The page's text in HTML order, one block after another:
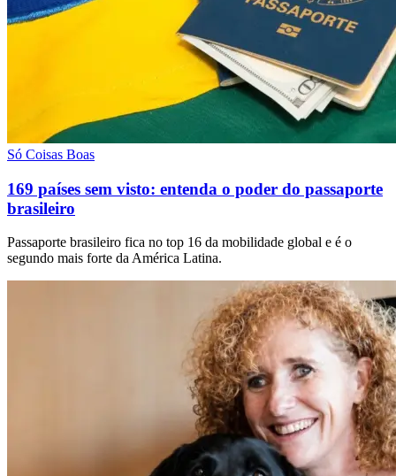
Só Coisas Boas
169 países sem visto: entenda o poder do passaporte
brasileiro
Passaporte brasileiro fica no top 16 da mobilidade global e é o
segundo mais forte da América Latina.